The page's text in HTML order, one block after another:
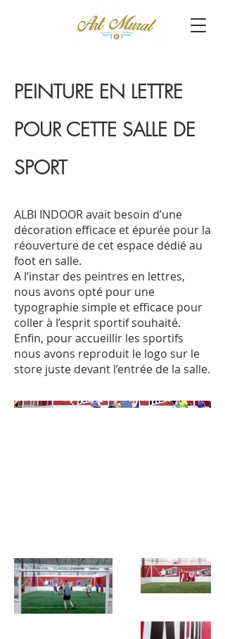
PEINTURE EN LETTRE
POUR CETTE SALLE DE
SPORT
ALBI INDOOR avait besoin d’une
décoration efficace et épurée pour la
réouverture de cet espace dédié au
foot en salle.
A l’instar des peintres en lettres,
nous avons opté pour une
typographie simple et efficace pour
coller à l’esprit sportif souhaité.
Enfin, pour accueillir les sportifs
nous avons reproduit le logo sur le
store juste devant l’entrée de la salle.